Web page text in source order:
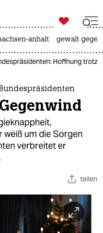

taz zahl ich
anhalt gewalt
Hoffnung trotz
weiß um die Sorgen
verbreitet er
teilen